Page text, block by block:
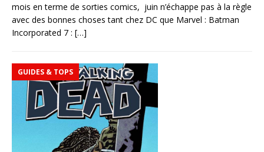
mois en terme de sorties comics, juin n’échappe pas à la règle
avec des bonnes choses tant chez DC que Marvel : Batman
Incorporated 7 : […]
GUIDES & TOPS